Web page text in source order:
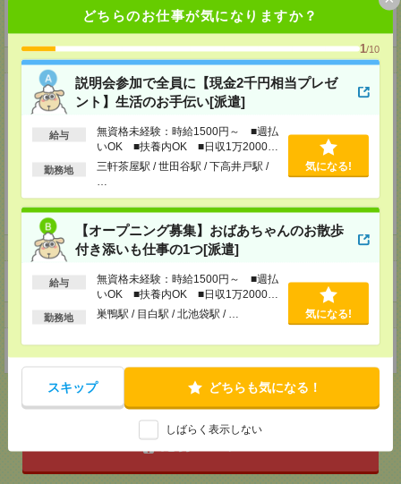
どちらのお仕事が気になりますか？
1/10
説明会参加で全員に【現金2千円相当プレゼ
ント】生活のお手伝い[派遣]
給与
無資格未経験：時給1500円～ ■週払
いOK ■扶養内OK ■日収1万2000円
以上
勤務地
三軒茶屋駅 / 世田谷駅 / 下高井戸駅 /
気になる!
【オープニング募集】おばあちゃんのお散歩
付き添いも仕事の1つ[派遣]
給与
無資格未経験：時給1500円～ ■週払
いOK ■扶養内OK ■日収1万2000円
以上
勤務地 巣鴨駅 / 目白駅 / 北池袋駅 / … 気になる!
スキップ どちらも気になる！
しばらく表示しない
特定非営利活動法人 国連UNHCR協会
事業内容
国連UNHCR協会は、国連の難民支援機関であるUNHCR（国連難民高等弁
務官事務所）の公式支援窓口。日本社会と、難民や最前線で援助活動に従事
難民援助活動の資金確保に取り組み、世界の人道支援に最大限貢献する。
コミュニケーション活動
日本社会における難民問題の認知と理解を拡大し、共感と連帯の輪を広げ
る。
ホームページ
https://en-gage.net/japanforunhcr_saiyo/
事業所
東京都港区南青山6-10-11ウェスレーセンター３F